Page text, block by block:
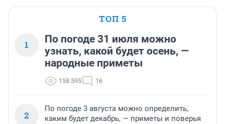
ТОП 5
1
По погоде 31 июля можно
узнать, какой будет осень, —
народные приметы
158 595 16
2
По погоде 3 августа можно определить,
каким будет декабрь, — приметы и поверья